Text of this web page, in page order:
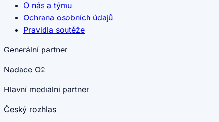
O nás a týmu
Ochrana osobních údajů
Pravidla soutěže
Generální partner
Nadace O2
Hlavní mediální partner
Český rozhlas